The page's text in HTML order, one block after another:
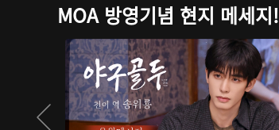
MOA 방영기념 현지 메세지!